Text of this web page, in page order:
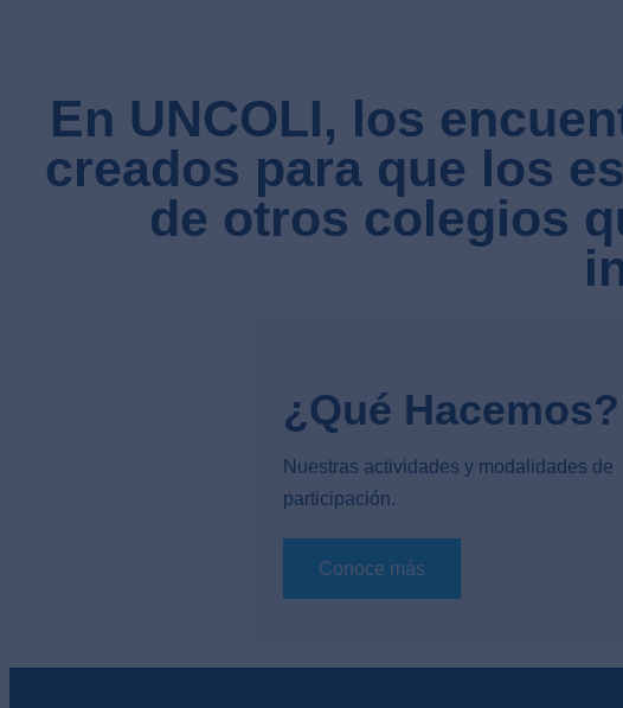
En UNCOLI, los
creados para que los
de otros colegios
¿Qué Hacemos?
Nuestras actividades y modalidades de
participación.
Conoce más